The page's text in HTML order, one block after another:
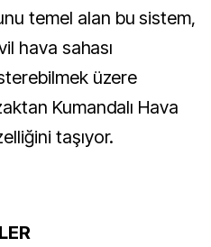
temel alan bu sistem,
hava sahası
üzere
Kumandalı Hava
taşıyor.